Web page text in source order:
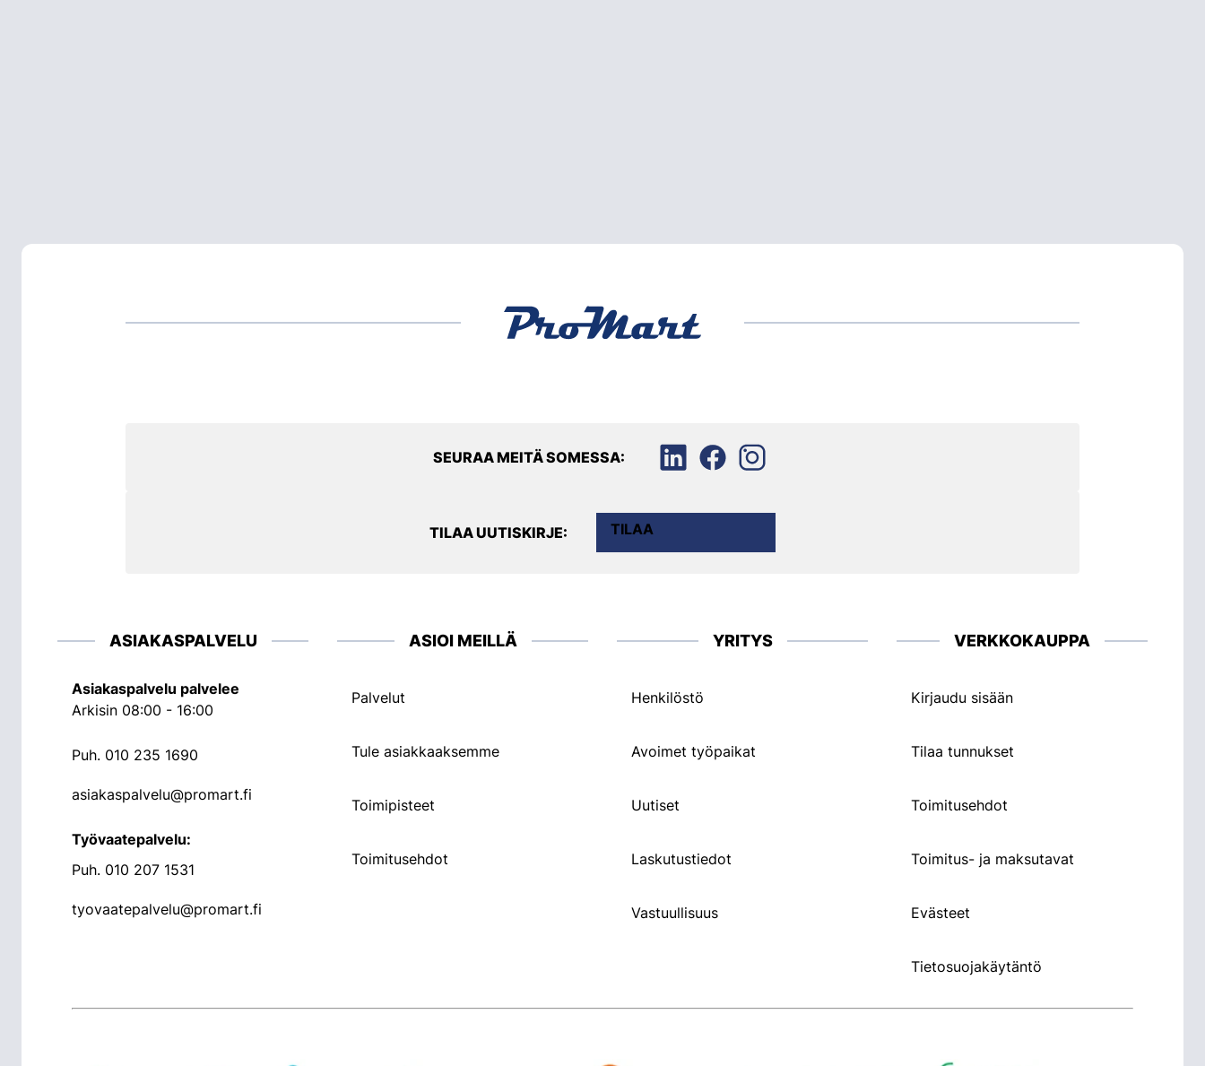
SEURAA MEITÄ SOMESSA:
TILAA UUTISKIRJE: TILAA
ASIAKASPALVELU
Asiakaspalvelu palvelee
Arkisin 08:00 - 16:00
Puh. 010 235 1690
asiakaspalvelu@promart.fi
Työvaatepalvelu:
Puh. 010 207 1531
tyovaatepalvelu@promart.fi
ASIOI MEILLÄ
Palvelut
Tule asiakkaaksemme
Toimipisteet
Toimitusehdot
YRITYS
Henkilöstö
Avoimet työpaikat
Uutiset
Laskutustiedot
Vastuullisuus
VERKKOKAUPPA
Kirjaudu sisään
Tilaa tunnukset
Toimitusehdot
Toimitus- ja maksutavat
Evästeet
Tietosuojakäytäntö